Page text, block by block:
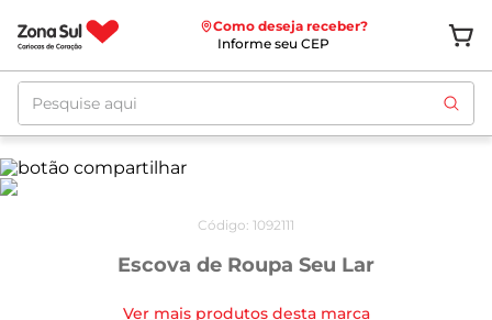
Como deseja receber?
Informe seu CEP
Pesquise aqui
Código: 1092111
Escova de Roupa Seu Lar
Ver mais produtos desta marca